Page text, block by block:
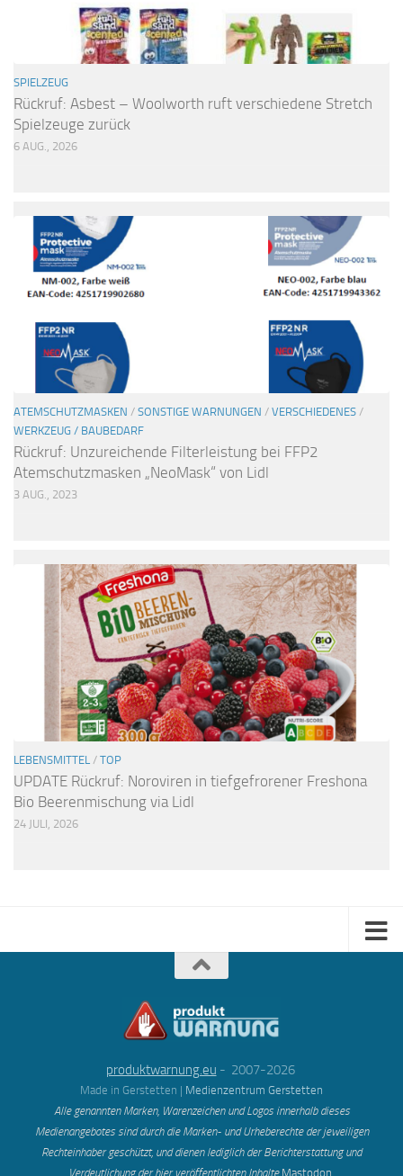
SPIELZEUG
Rückruf: Asbest – Woolworth ruft verschiedene Stretch
Spielzeuge zurück
6 AUG., 2026
ATEMSCHUTZMASKEN / SONSTIGE WARNUNGEN / VERSCHIEDENES /
WERKZEUG / BAUBEDARF
Rückruf: Unzureichende Filterleistung bei FFP2
Atemschutzmasken „NeoMask“ von Lidl
3 AUG., 2023
LEBENSMITTEL / TOP
UPDATE Rückruf: Noroviren in tiefgefrorener Freshona
Bio Beerenmischung via Lidl
24 JULI, 2026
produktwarnung.eu - 2007-2026
Made in Gerstetten | Medienzentrum Gerstetten
Alle genannten Marken, Warenzeichen und Logos innerhalb dieses
Medienangebotes sind durch die Marken- und Urheberechte der jeweiligen
Rechteinhaber geschützt, und dienen lediglich der Berichterstattung und
Verdeutlichung der hier veröffentlichten Inhalte Mastodon